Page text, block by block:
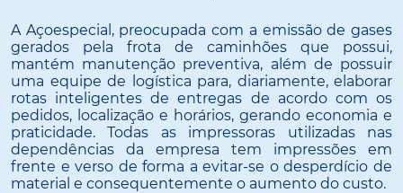
A Açoespecial, preocupada com a emissão de gases
gerados pela frota de caminhões que possui,
mantém manutenção preventiva, além de possuir
uma equipe de logística para, diariamente, elaborar
rotas inteligentes de entregas de acordo com os
pedidos, localização e horários, gerando economia e
praticidade. Todas as impressoras utilizadas nas
dependências da empresa tem impressões em
frente e verso de forma a evitar-se o desperdício de
material e consequentemente o aumento do custo.